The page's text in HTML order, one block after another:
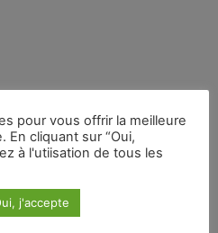
Vies actives et
avec
pour vous offrir la meilleure
cliquant sur “Oui,
à l'utiisation de tous les
j'accepte